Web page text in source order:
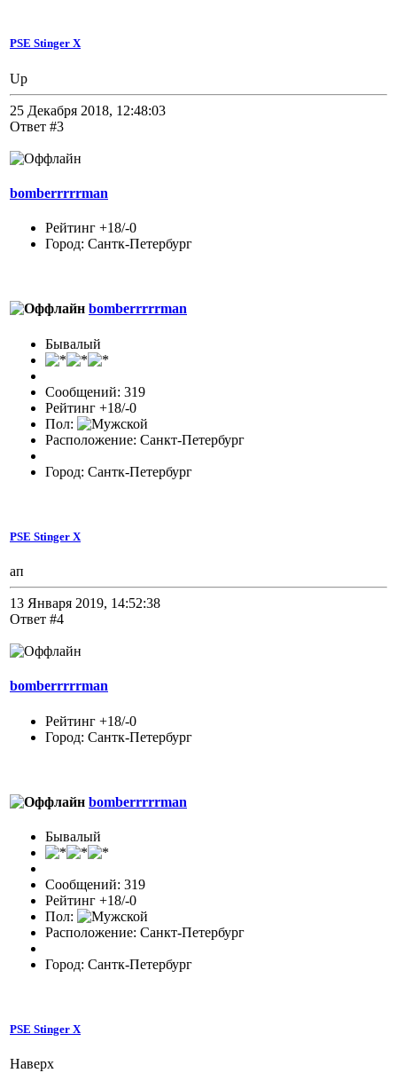
PSE Stinger X
Up
25 Декабря 2018, 12:48:03
Ответ #3
bomberrrrrman
Рейтинг +18/-0
Город: Сантк-Петербург
bomberrrrrman
Бывалый
Сообщений: 319
Рейтинг +18/-0
Пол:
Расположение: Санкт-Петербург
Город: Сантк-Петербург
PSE Stinger X
ап
13 Января 2019, 14:52:38
Ответ #4
bomberrrrrman
Рейтинг +18/-0
Город: Сантк-Петербург
bomberrrrrman
Бывалый
Сообщений: 319
Рейтинг +18/-0
Пол:
Расположение: Санкт-Петербург
Город: Сантк-Петербург
PSE Stinger X
Наверх